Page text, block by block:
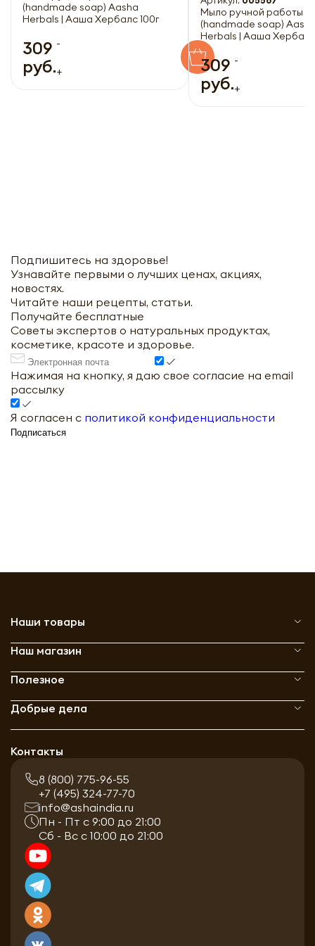
(handmade soap) Aasha
Herbals | Ааша Хербалс 100г
309
руб.
-
+
Мыло ручной работы
(handmade soap)
Herbals | Ааша Хербалс
309
руб.
-
+
Подпишитесь на здоровье!
Узнавайте первыми о лучших ценах, акциях,
новостях.
Читайте наши рецепты, статьи.
Получайте бесплатные
Советы экспертов о натуральных продуктах,
косметике, красоте и здоровье.
Нажимая на кнопку, я даю свое согласие на email
рассылку
Я согласен с политикой конфиденциальности
Подписаться
Наши товары
Наш магазин
Полезное
Добрые дела
Контакты
8 (800) 775-96-55
+7 (495) 324-77-70
info@ashaindia.ru
Пн - Пт с 9:00 до 21:00
Сб - Вс с 10:00 до 21:00